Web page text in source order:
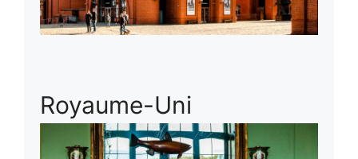
Royaume-Uni